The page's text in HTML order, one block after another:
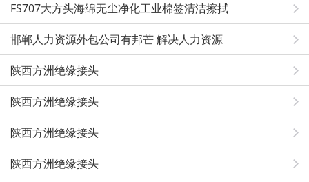
FS707大方头海绵无尘净化工业棉签清洁擦拭
邯郸人力资源外包公司有邦芒 解决人力资源
陕西方洲绝缘接头
陕西方洲绝缘接头
陕西方洲绝缘接头
陕西方洲绝缘接头